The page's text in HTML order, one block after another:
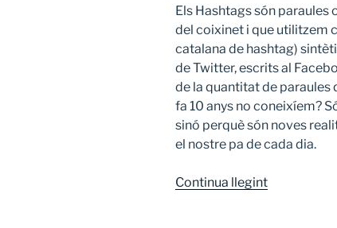
Els Hashtags són paraules
del coixinet i que utilitzem
catalana de hashtag)
de Twitter, escrits al
de la quantitat de paraules
fa 10 anys no coneixíem?
sinó perquè són noves
el nostre pa de cada dia.
Continua llegint